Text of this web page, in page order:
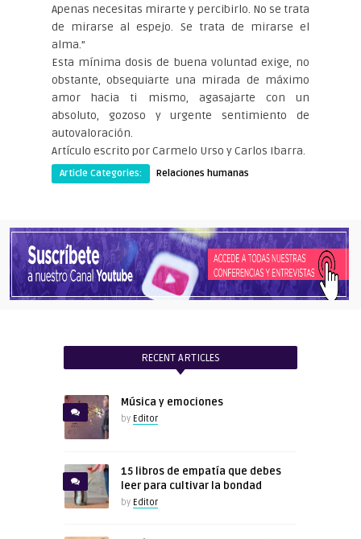
Apenas necesitas mirarte y percibirlo. No se trata
de mirarse al espejo. Se trata de mirarse el
alma.”
Esta mínima dosis de buena voluntad exige, no
obstante, obsequiarte una mirada de máximo
amor hacia ti mismo, agasajarte con un
absoluto, gozoso y urgente sentimiento de
autovaloración.
Artículo escrito por Carmelo Urso y Carlos Ibarra.
Article Categories: Relaciones humanas
RECENT ARTICLES
Música y emociones
by Editor
15 libros de empatía que debes
leer para cultivar la bondad
by Editor